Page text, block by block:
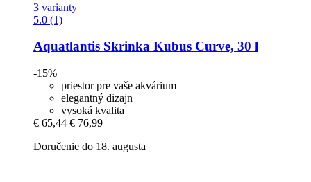
3 varianty
5.0 (1)
Aquatlantis Skrinka Kubus Curve, 30 l
-15%
priestor pre vaše akvárium
elegantný dizajn
vysoká kvalita
€ 65,44 € 76,99
Doručenie do 18. augusta